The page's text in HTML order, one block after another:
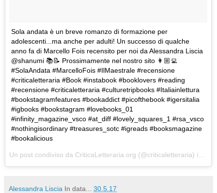
Sola andata è un breve romanzo di formazione per
adolescenti...ma anche per adulti! Un successo di qualche
anno fa di Marcello Fois recensito per noi da Alessandra Liscia
@shanumi 📚📝 Prossimamente nel nostro sito 👩🏼‍💻
#SolaAndata #MarcelloFois #IlMaestrale #recensione
#criticaletteraria #Book #instabook #booklovers #reading
#recensione #criticaletteraria #culturetripbooks #Italiainlettura
#bookstagramfeatures #bookaddict #picofthebook #igersitalia
#igbooks #bookstagram #lovebooks_01
#infinity_magazine_vsco #at_diff #lovely_squares_1 #rsa_vsco
#nothingisordinary #treasures_sotc #igreads #booksmagazine
#bookalicious
Alessandra Liscia In data... 30.5.17